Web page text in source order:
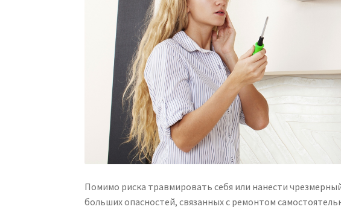
Помимо риска травмировать себя или нанести
больших опасностей, связанных с ремонтом